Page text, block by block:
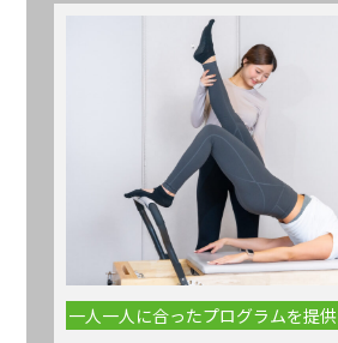
一人一人に合ったプログラムを提供